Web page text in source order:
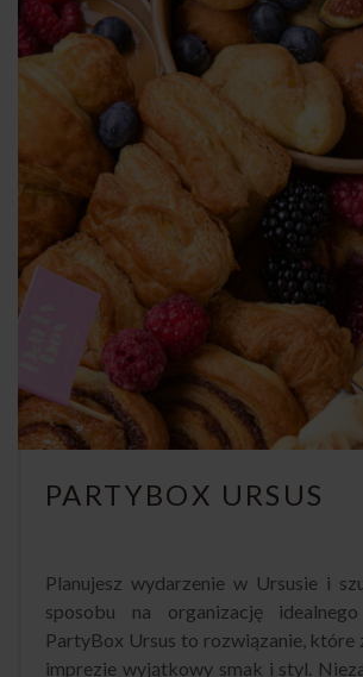
PARTYBOX URSUS
Planujesz wydarzenie w Ursusie i
sposobu na organizację idealnego
PartyBox Ursus to rozwiązanie, które
imprezie wyjątkowy smak i styl.